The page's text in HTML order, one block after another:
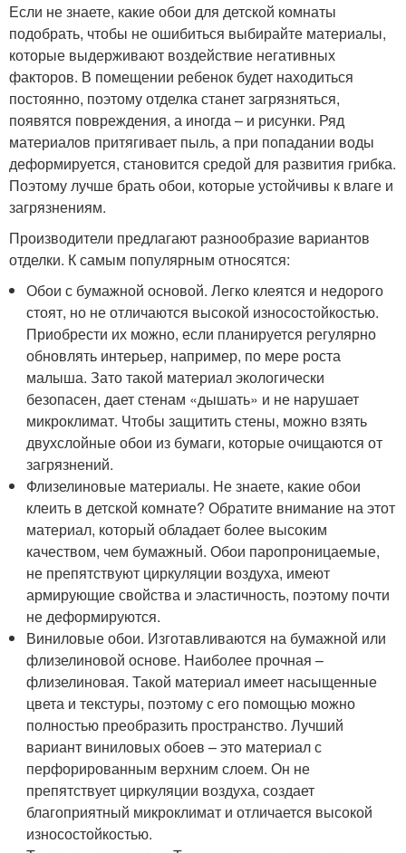
Если не знаете, какие обои для детской комнаты
подобрать, чтобы не ошибиться выбирайте материалы,
которые выдерживают воздействие негативных
факторов. В помещении ребенок будет находиться
постоянно, поэтому отделка станет загрязняться,
появятся повреждения, а иногда – и рисунки. Ряд
материалов притягивает пыль, а при попадании воды
деформируется, становится средой для развития грибка.
Поэтому лучше брать обои, которые устойчивы к влаге и
загрязнениям.
Производители предлагают разнообразие вариантов
отделки. К самым популярным относятся:
Обои с бумажной основой. Легко клеятся и недорого
стоят, но не отличаются высокой износостойкостью.
Приобрести их можно, если планируется регулярно
обновлять интерьер, например, по мере роста
малыша. Зато такой материал экологически
безопасен, дает стенам «дышать» и не нарушает
микроклимат. Чтобы защитить стены, можно взять
двухслойные обои из бумаги, которые очищаются от
загрязнений.
Флизелиновые материалы. Не знаете, какие обои
клеить в детской комнате? Обратите внимание на этот
материал, который обладает более высоким
качеством, чем бумажный. Обои паропроницаемые,
не препятствуют циркуляции воздуха, имеют
армирующие свойства и эластичность, поэтому почти
не деформируются.
Виниловые обои. Изготавливаются на бумажной или
флизелиновой основе. Наиболее прочная –
флизелиновая. Такой материал имеет насыщенные
цвета и текстуры, поэтому с его помощью можно
полностью преобразить пространство. Лучший
вариант виниловых обоев – это материал с
перфорированным верхним слоем. Он не
препятствует циркуляции воздуха, создает
благоприятный микроклимат и отличается высокой
износостойкостью.